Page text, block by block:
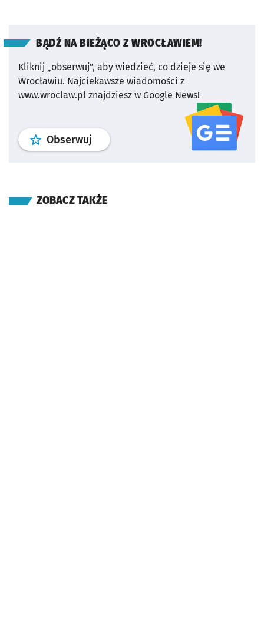
BĄDŹ NA BIEŻĄCO Z WROCŁAWIEM!
Kliknij „obserwuj”, aby wiedzieć, co dzieje się we
Wrocławiu. Najciekawsze wiadomości z
www.wroclaw.pl znajdziesz w Google News!
Obserwuj profil serwisu
ZOBACZ TAKŻE